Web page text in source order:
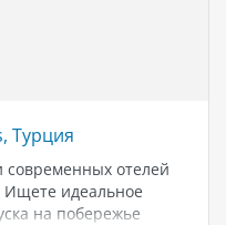
Tурция
современных отелей
Ищете идеальное
на побережье